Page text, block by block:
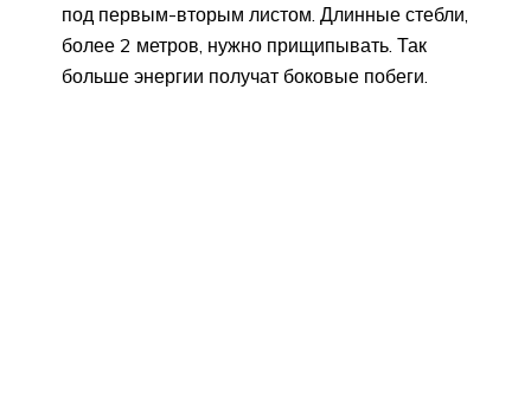
под первым-вторым листом. Длинные стебли,
более 2 метров, нужно прищипывать. Так
больше энергии получат боковые побеги.